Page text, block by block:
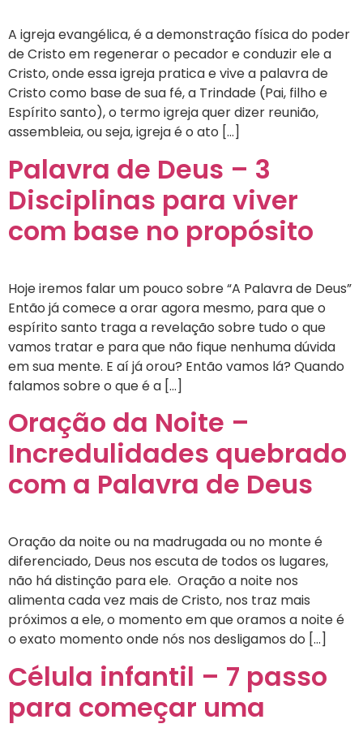
A igreja evangélica, é a demonstração física do poder
de Cristo em regenerar o pecador e conduzir ele a
Cristo, onde essa igreja pratica e vive a palavra de
Cristo como base de sua fé, a Trindade (Pai, filho e
Espírito santo), o termo igreja quer dizer reunião,
assembleia, ou seja, igreja é o ato […]
Palavra de Deus – 3
Disciplinas para viver
com base no propósito
Hoje iremos falar um pouco sobre “A Palavra de Deus”
Então já comece a orar agora mesmo, para que o
espírito santo traga a revelação sobre tudo o que
vamos tratar e para que não fique nenhuma dúvida
em sua mente. E aí já orou? Então vamos lá? Quando
falamos sobre o que é a […]
Oração da Noite –
Incredulidades quebrado
com a Palavra de Deus
Oração da noite ou na madrugada ou no monte é
diferenciado, Deus nos escuta de todos os lugares,
não há distinção para ele. Oração a noite nos
alimenta cada vez mais de Cristo, nos traz mais
próximos a ele, o momento em que oramos a noite é
o exato momento onde nós nos desligamos do […]
Célula infantil – 7 passo
para começar uma